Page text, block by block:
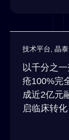
技术平台 晶
以千分之
疮100%完
成近2亿元
启临床转化